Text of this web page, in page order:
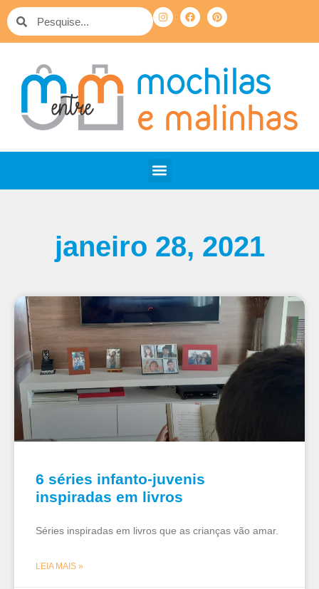
janeiro 28, 2021
6 séries infanto-juvenis
inspiradas em livros
Séries inspiradas em livros que as crianças vão amar.
LEIA MAIS »